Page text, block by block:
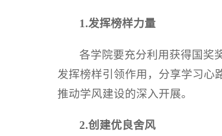
1.发挥榜样力量
各学院要充分利用获得国奖
发挥榜样引领作用，分享学习心
推动学风建设的深入开展。
2.创建优良舍风